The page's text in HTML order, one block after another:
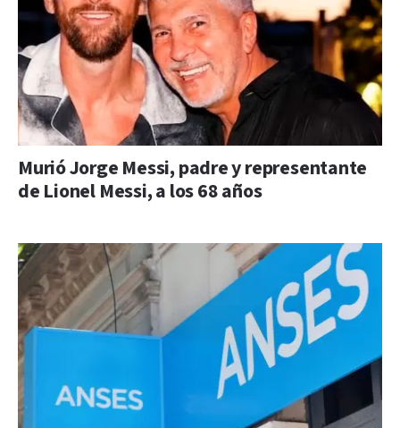
Murió Jorge Messi, padre y representante
de Lionel Messi, a los 68 años